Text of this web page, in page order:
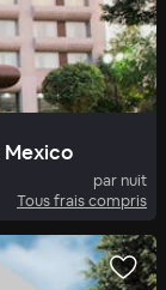
par nuit
Tous frais compris